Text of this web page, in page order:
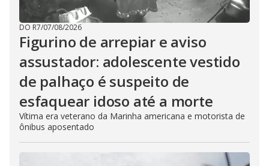
DO R7/07/08/2026
Figurino de arrepiar e aviso
assustador: adolescente vestido
de palhaço é suspeito de
esfaquear idoso até a morte
Vítima era veterano da Marinha americana e motorista de
ônibus aposentado